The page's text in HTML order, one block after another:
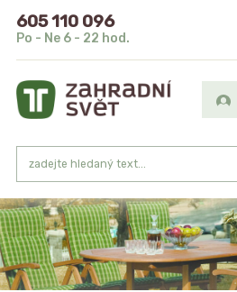
605 110 096
Po - Ne 6 - 22 hod.